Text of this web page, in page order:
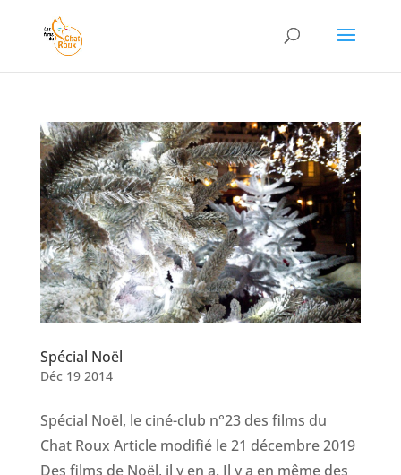
Spécial Noël
Déc 19 2014
Spécial Noël, le ciné-club n°23 des films du
Chat Roux Article modifié le 21 décembre 2019
Des films de Noël, il y en a. Il y a en même des